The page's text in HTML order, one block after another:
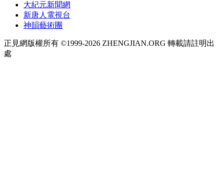
大紀元新聞網
新唐人電視台
神韻藝術團
正見網版權所有 ©1999-2026 ZHENGJIAN.ORG 轉載請註明出
處